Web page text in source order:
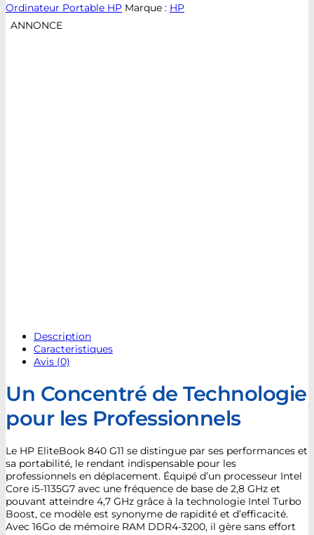
Ordinateur Portable HP Marque : HP
ANNONCE
Description
Caracteristiques
Avis (0)
Un Concentré de Technologie
pour les Professionnels
Le HP EliteBook 840 G11 se distingue par ses performances et
sa portabilité, le rendant indispensable pour les
professionnels en déplacement. Équipé d’un processeur Intel
Core i5-1135G7 avec une fréquence de base de 2,8 GHz et
pouvant atteindre 4,7 GHz grâce à la technologie Intel Turbo
Boost, ce modèle est synonyme de rapidité et d’efficacité.
Avec 16Go de mémoire RAM DDR4-3200, il gère sans effort